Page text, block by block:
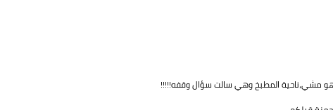
مشي،ناحية المطبخ وهي سالت سؤال وقفه!!!!!